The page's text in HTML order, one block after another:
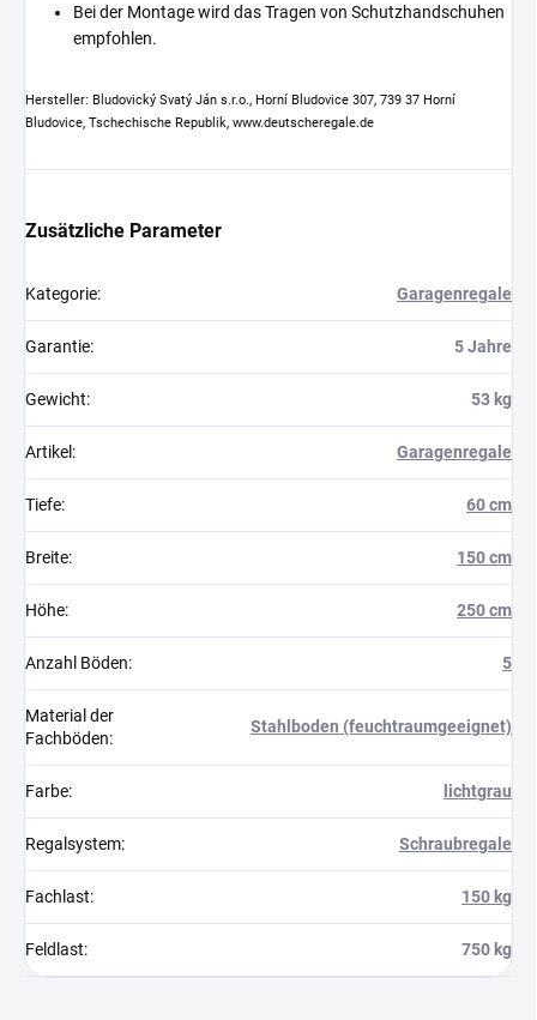
Bei der Montage wird das Tragen von Schutzhandschuhen
empfohlen.
Hersteller: Bludovický Svatý Ján s.r.o., Horní Bludovice 307, 739 37 Horní
Bludovice, Tschechische Republik, www.deutscheregale.de
Zusätzliche Parameter
Kategorie: Garagenregale
Garantie: 5 Jahre
Gewicht: 53 kg
Artikel : Garagenregale
Tiefe: 60 cm
Breite: 150 cm
Höhe: 250 cm
Anzahl Böden: 5
Material der
Fachböden:
Stahlboden (feuchtraumgeeignet)
Farbe: lichtgrau
Regalsystem: Schraubregale
Fachlast: 150 kg
Feldlast: 750 kg